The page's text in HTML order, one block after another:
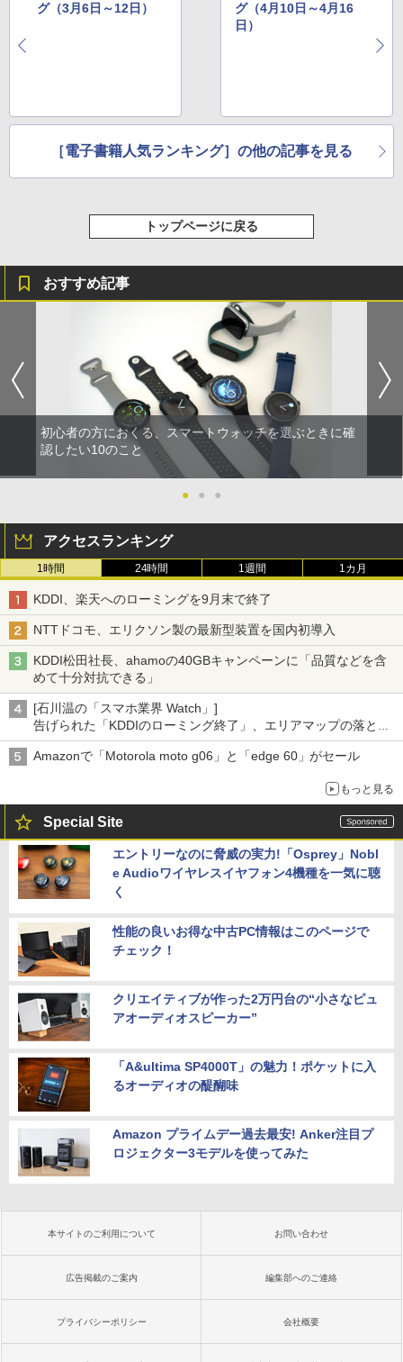
グ（3月6日～12日）
グ（4月10日～4月16
日）
［電子書籍人気ランキング］の他の記事を見る
トップページに戻る
おすすめ記事
初心者の方におくる、スマートウォッチを選ぶときに確
認したい10のこと
● ● ●
アクセスランキング
1時間 24時間 1週間 1カ月
KDDI、楽天へのローミングを9月末で終了
NTTドコモ、エリクソン製の最新型装置を国内初導入
KDDI松田社長、ahamoの40GBキャンペーンに「品質などを含
めて十分対抗できる」
[石川温の「スマホ業界 Watch」]
告げられた「KDDIのローミング終了」、エリアマップの落とし
穴と楽天モバイルの課題
Amazonで「Motorola moto g06」と「edge 60」がセール
もっと見る
Special Site
エントリーなのに脅威の実力!「Osprey」Nobl
e Audioワイヤレスイヤフォン4機種を一気に聴
く
性能の良いお得な中古PC情報はこのページで
チェック！
クリエイティブが作った2万円台の“小さなピュ
アオーディオスピーカー”
「A&ultima SP4000T」の魅力！ポケットに入
るオーディオの醍醐味
Amazon プライムデー過去最安! Anker注目プ
ロジェクター3モデルを使ってみた
本サイトのご利用について お問い合わせ
広告掲載のご案内 編集部へのご連絡
プライバシーポリシー 会社概要